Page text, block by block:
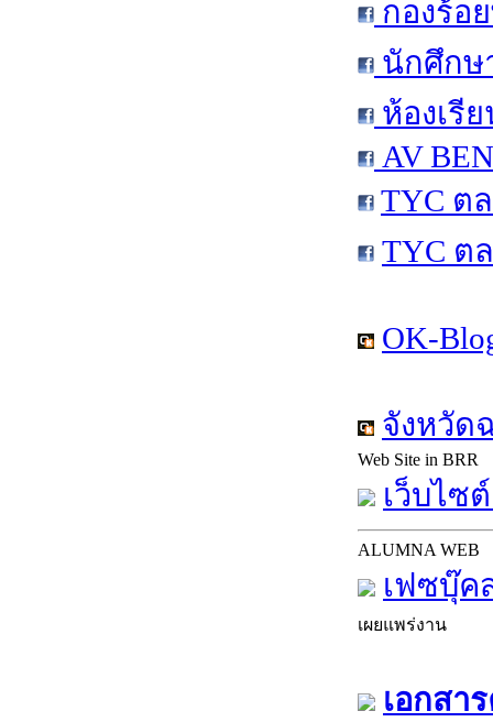
กองร้อ
นักศึกษ
ห้องเรี
AV
TYC ต
TYC ต
OK-
จังหวัด
Web Site in BRR
เว็บไซ
ALUMNA WEB
เฟซบุ๊ค
เผยแพร่งาน
เอกสา